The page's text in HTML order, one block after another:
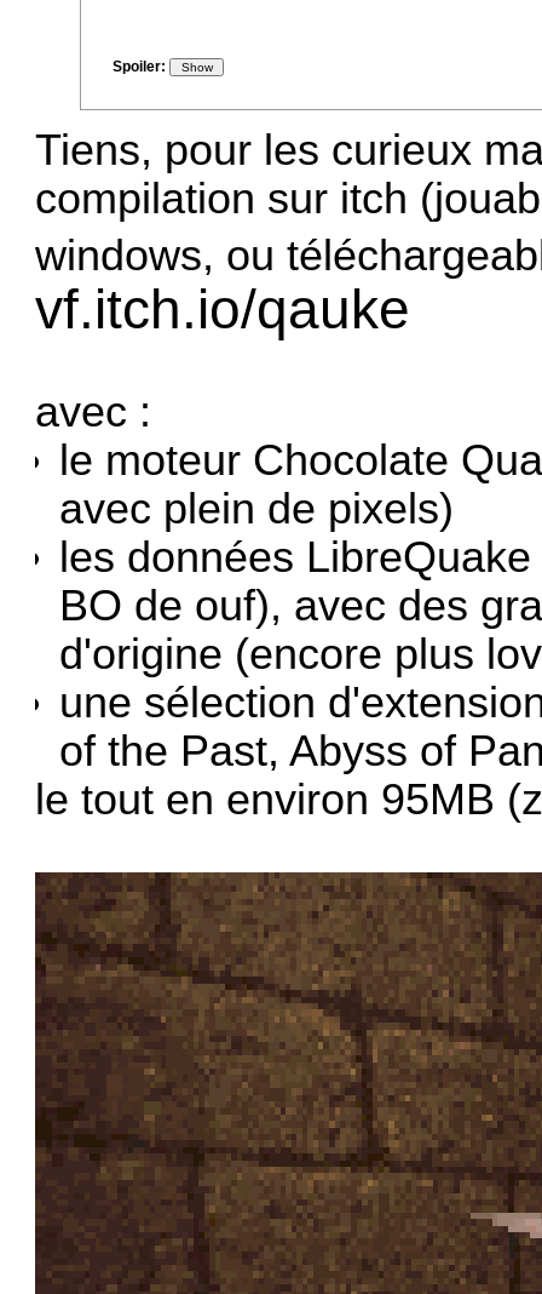
Spoiler:
Tiens, pour les curieux
compilation sur itch
windows, ou
vf.itch.io/qauke
avec :
le moteur Chocolate
avec plein de pixels)
les données
BO de ouf), avec des
d'origine (encore plus
une sélection
of the Past, Abyss of
le tout en environ 95MB